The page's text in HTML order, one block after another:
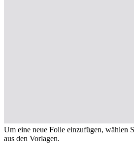
Um eine neue Folie einzufügen, wählen
aus den Vorlagen.